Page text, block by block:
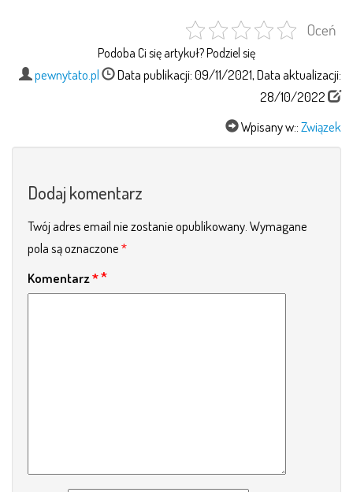
Oceń
Podoba Ci się artykuł? Podziel się
pewnytato.pl
Data publikacji: 09/11/2021, Data aktualizacji:
28/10/2022
Wpisany w::Związek
Dodaj komentarz
Twój adres email nie zostanie opublikowany. Wymagane
pola są oznaczone*
Komentarz*